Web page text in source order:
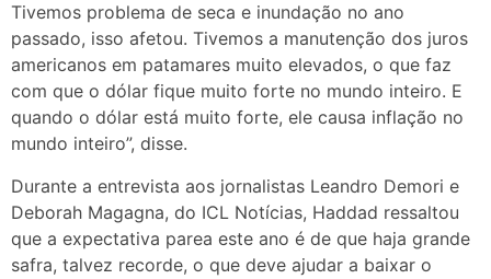
Tivemos problema de seca e inundação no ano
passado, isso afetou. Tivemos a manutenção dos juros
americanos em patamares muito elevados, o que faz
com que o dólar fique muito forte no mundo inteiro. E
quando o dólar está muito forte, ele causa inflação no
mundo inteiro”, disse.
Durante a entrevista aos jornalistas Leandro Demori e
Deborah Magagna, do ICL Notícias, Haddad ressaltou
que a expectativa parea este ano é de que haja grande
safra, talvez recorde, o que deve ajudar a baixar o